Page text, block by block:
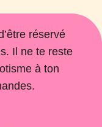
réservé
Il ne te reste
à ton